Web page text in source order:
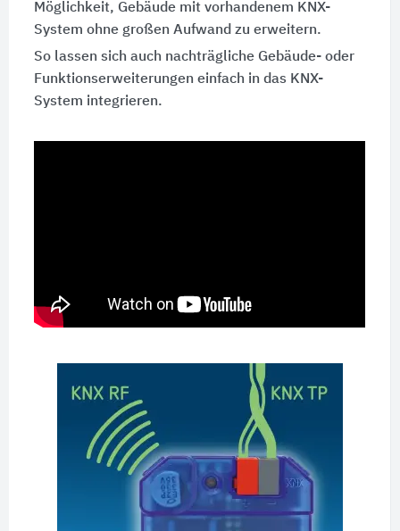
Möglichkeit, Gebäude mit vorhandenem KNX-
System ohne großen Aufwand zu erweitern.
So lassen sich auch nachträgliche Gebäude- oder
Funktionserweiterungen einfach in das KNX-
System integrieren.